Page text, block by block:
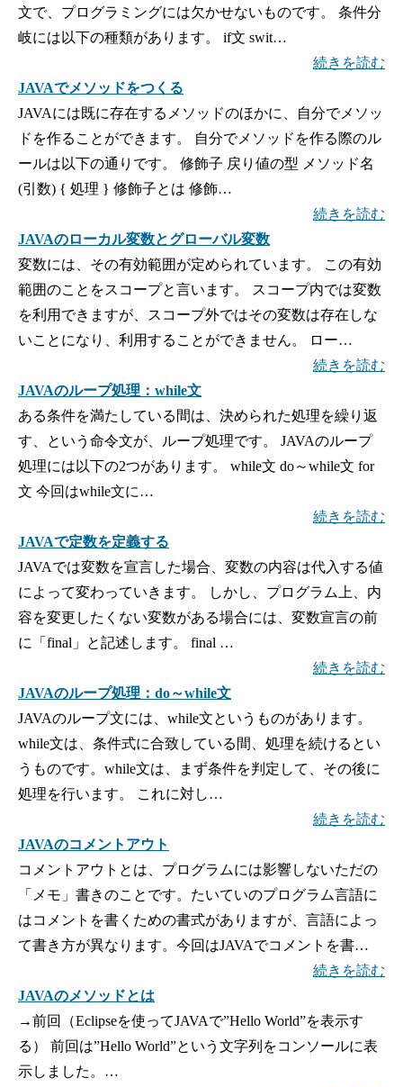
文で、プログラミングには欠かせないものです。 条件分
岐には以下の種類があります。 if文 swit…
続きを読む
JAVAでメソッドをつくる
JAVAには既に存在するメソッドのほかに、自分でメソッ
ドを作ることができます。 自分でメソッドを作る際のル
ールは以下の通りです。 修飾子 戻り値の型 メソッド名
(引数) { 処理 } 修飾子とは 修飾…
続きを読む
JAVAのローカル変数とグローバル変数
変数には、その有効範囲が定められています。 この有効
範囲のことをスコープと言います。 スコープ内では変数
を利用できますが、スコープ外ではその変数は存在しな
いことになり、利用することができません。 ロー…
続きを読む
JAVAのループ処理：while文
ある条件を満たしている間は、決められた処理を繰り返
す、という命令文が、ループ処理です。 JAVAのループ
処理には以下の2つがあります。 while文 do～while文 for
文 今回はwhile文に…
続きを読む
JAVAで定数を定義する
JAVAでは変数を宣言した場合、変数の内容は代入する値
によって変わっていきます。 しかし、プログラム上、内
容を変更したくない変数がある場合には、変数宣言の前
に「final」と記述します。 final …
続きを読む
JAVAのループ処理：do～while文
JAVAのループ文には、while文というものがあります。
while文は、条件式に合致している間、処理を続けるとい
うものです。while文は、まず条件を判定して、その後に
処理を行います。 これに対し…
続きを読む
JAVAのコメントアウト
コメントアウトとは、プログラムには影響しないただの
「メモ」書きのことです。たいていのプログラム言語に
はコメントを書くための書式がありますが、言語によっ
て書き方が異なります。今回はJAVAでコメントを書…
続きを読む
JAVAのメソッドとは
→前回（Eclipseを使ってJAVAで”Hello World”を表示す
る） 前回は”Hello World”という文字列をコンソールに表
示しました。…